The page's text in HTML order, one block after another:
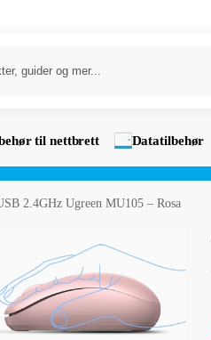
til nettbrett Datatilbehør
2.4GHz Ugreen MU105 – Rosa